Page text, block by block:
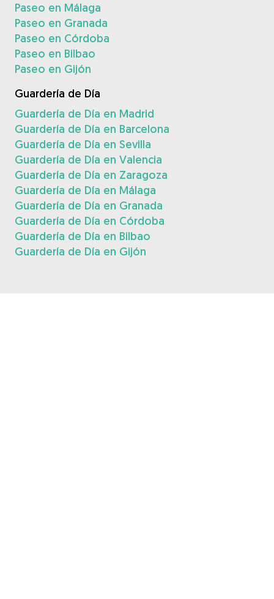
Paseo en Málaga
Paseo en Granada
Paseo en Córdoba
Paseo en Bilbao
Paseo en Gijón
Guardería de Día
Guardería de Día en Madrid
Guardería de Día en Barcelona
Guardería de Día en Sevilla
Guardería de Día en Valencia
Guardería de Día en Zaragoza
Guardería de Día en Málaga
Guardería de Día en Granada
Guardería de Día en Córdoba
Guardería de Día en Bilbao
Guardería de Día en Gijón